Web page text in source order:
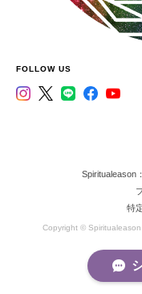
FOLLOW US
Spiritualeason
特
Copyright © Spiritualeason